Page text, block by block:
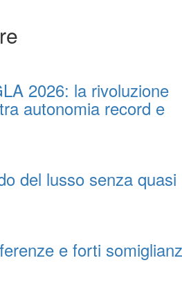
2026: la rivoluzione
autonomia record e
del lusso senza quasi
e forti